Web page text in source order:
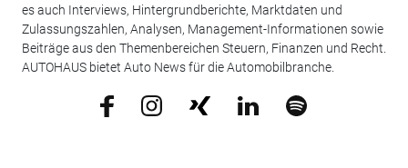
es auch Interviews, Hintergrundberichte, Marktdaten und
Zulassungszahlen, Analysen, Management-Informationen sowie
Beiträge aus den Themenbereichen Steuern, Finanzen und Recht.
AUTOHAUS bietet Auto News für die Automobilbranche.